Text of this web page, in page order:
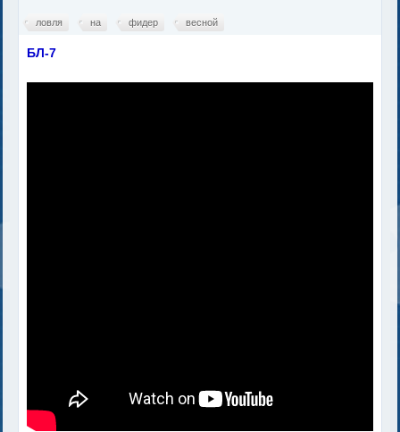
ловля на фидер весной
БЛ-7